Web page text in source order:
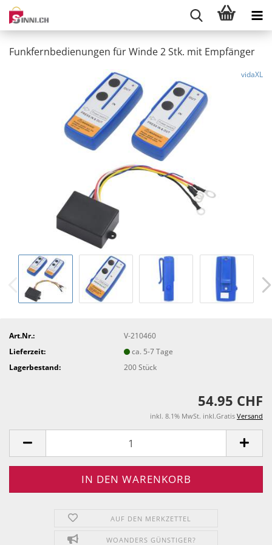
Funkfernbedienungen für Winde 2 Stk. mit Empfänger
vidaXL
Art.Nr.:
V-210460
Lieferzeit:
ca. 5-7 Tage
Lagerbestand:
200Stück
54.95 CHF
inkl. 8.1% MwSt. inkl.Gratis Versand
AUF DEN MERKZETTEL
WOANDERS GÜNSTIGER?